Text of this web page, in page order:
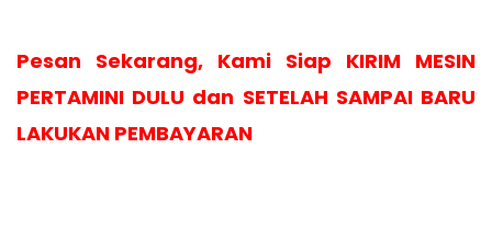
Pesan Sekarang, Kami Siap KIRIM MESIN
PERTAMINI DULU dan SETELAH SAMPAI BARU
LAKUKAN PEMBAYARAN